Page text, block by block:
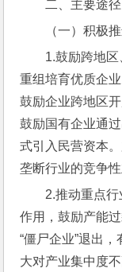
二、主要途径
（一）积极
1.鼓励跨地
重组培育优质企
鼓励企业跨地区
鼓励国有企业通
式引入民营资本
垄断行业的竞争性
2.推动重点
作用，鼓励产能
“僵尸企业”退出
大对产业集中度